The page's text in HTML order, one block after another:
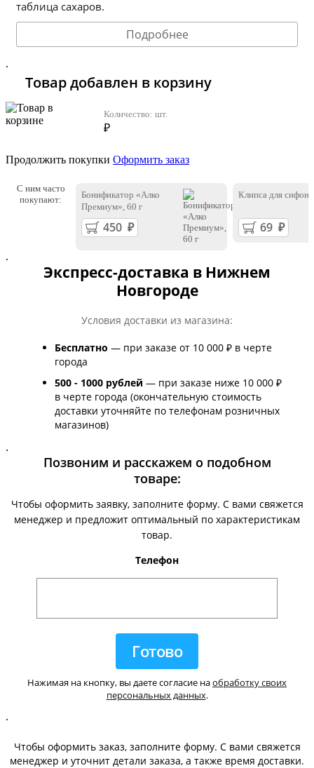
таблица сахаров.
Подробнее
.
Товар добавлен в корзину
Количество: шт.
₽
Продолжить покупки Оформить заказ
С ним часто
покупают:
Бонификатор «Алко
Премиум», 60 г
Клипса для сифона
.
Экспресс-доставка в Нижнем
Новгороде
Условия доставки из магазина:
Бесплатно — при заказе от 10 000 ₽ в черте
города
500 - 1000 рублей — при заказе ниже 10 000 ₽
в черте города (окончательную стоимость
доставки уточняйте по телефонам розничных
магазинов)
.
Позвоним и расскажем о подобном
товаре:
Чтобы оформить заявку, заполните форму. С вами свяжется
менеджер и предложит оптимальный по характеристикам
товар.
Телефон
Нажимая на кнопку, вы даете согласие наобработку своих
персональных данных.
.
Чтобы оформить заказ, заполните форму. С вами свяжется
менеджер и уточнит детали заказа, а также время доставки.